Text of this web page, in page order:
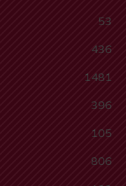
53
436
1481
396
105
806